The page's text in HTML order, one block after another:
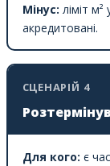
Мінус: ліміт
акредитовані.
СЦЕНАРІЙ 4
Для кого: є